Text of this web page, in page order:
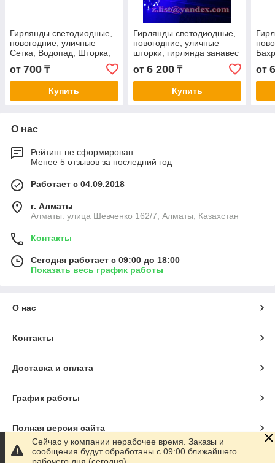
Гирлянды светодиодные,
новогодние, уличные
Сетка, Водопад, Шторка,
Бахрома, Струна, Нить,
Twinkle Light
от 700 ₸
Купить
Гирлянды светодиодные,
новогодние, уличные
шторки, гирлянда занавес
шторка; Длина: 2 - 6
метров
от 6 200₸
Купить
от
О нас
Рейтинг не сформирован
Менее 5 отзывов за последний год
Работает с 04.09.2018
г. Алматы
Алматы. улица Шевченко 162/7, Алматы, Казахстан
Контакты
Сегодня работает с 09:00 до 18:00
Показать весь график работы
О нас
Контакты
Доставка и оплата
График работы
Полная версия сайта
Сайт создан на маркетплейсе
Сейчас у компании нерабочее время. Заказы и
сообщения будут обработаны с 09:00 ближайшего